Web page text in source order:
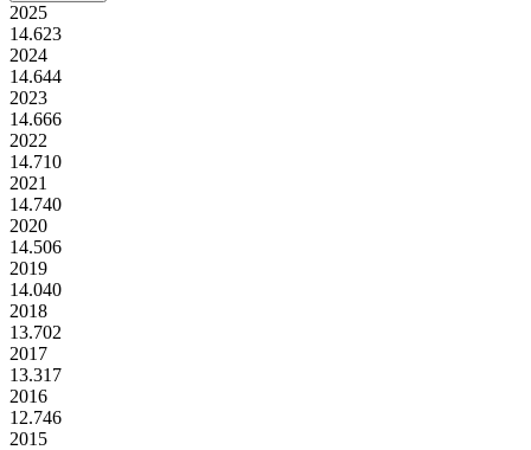
2025
14.623
2024
14.644
2023
14.666
2022
14.710
2021
14.740
2020
14.506
2019
14.040
2018
13.702
2017
13.317
2016
12.746
2015